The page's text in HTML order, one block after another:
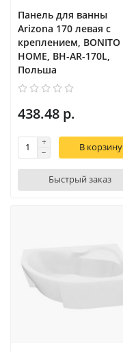
Панель для ванны
Arizona 170 левая с
креплением, BONITO
HOME, BH-AR-170L,
Польша
438.48 р.
В корзину
Быстрый заказ